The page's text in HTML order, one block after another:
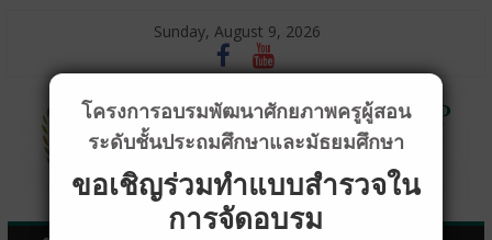
Sunday, August 9, 2026
โครงการอบรมพัฒนาศักยภาพครูผู้สอน
ระดับชั้นประถมศึกษาและมัธยมศึกษา
ขอเชิญร่วมทำแบบสำรวจใน
การจัดอบรม